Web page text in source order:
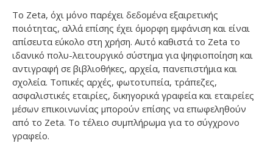
To Zeta, όχι μόνο παρέχει δεδομένα εξαιρετικής
ποιότητας, αλλά επίσης έχει όμορφη εμφάνιση και είναι
απίσευτα εύκολο στη χρήση. Αυτό καθιστά το Zeta το
ιδανικό πολυ-λειτουργικό σύστημα για ψηφιοποίηση και
αντιγραφή σε βιβλιοθήκες, αρχεία, πανεπιστήμια και
σχολεία. Τοπικές αρχές, φωτοτυπεία, τράπεζες,
ασφαλιστικές εταιρίες, δικηγορικά γραφεία και εταιρείες
μέσων επικοινωνίας μπορούν επίσης να επωφεληθούν
από το Zeta. Το τέλειο συμπλήρωμα για το σύγχρονο
γραφείο.